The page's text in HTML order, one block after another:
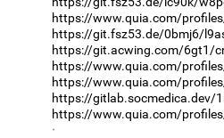
https://www.quia.com/
https://git.fsz53.de/0bmj6/
https://git.acwing.com/6gt1/
https://www.quia.com/
https://www.quia.com/
https://gitlab.socmedica.dev/
https://www.quia.com/
·